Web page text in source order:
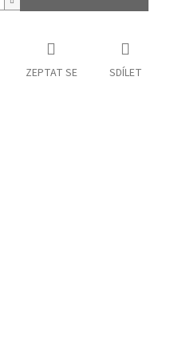
ZEPTAT SE SDÍLET